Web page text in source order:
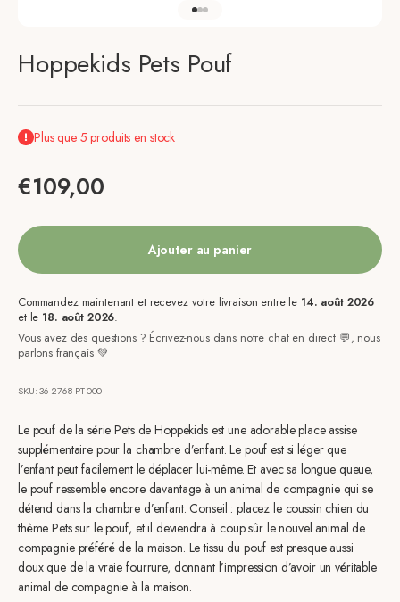
Aller à l'élément 1
Aller à l'élément 2
Aller à l'élément 3
Hoppekids Pets Pouf
Plus que 5 produits en stock
Prix de vente
€109,00
Ajouter au panier
Commandez maintenant et recevez votre livraison entre le 14. août 2026
et le 18. août 2026.
Vous avez des questions ? Écrivez-nous dans notre chat en direct 💬, nous
parlons français 💚
SKU: 36-2768-PT-000
Le pouf de la série Pets de Hoppekids est une adorable place assise
supplémentaire pour la chambre d’enfant. Le pouf est si léger que
l’enfant peut facilement le déplacer lui-même. Et avec sa longue queue,
le pouf ressemble encore davantage à un animal de compagnie qui se
détend dans la chambre d’enfant. Conseil : placez le coussin chien du
thème Pets sur le pouf, et il deviendra à coup sûr le nouvel animal de
compagnie préféré de la maison. Le tissu du pouf est presque aussi
doux que de la vraie fourrure, donnant l’impression d’avoir un véritable
animal de compagnie à la maison.